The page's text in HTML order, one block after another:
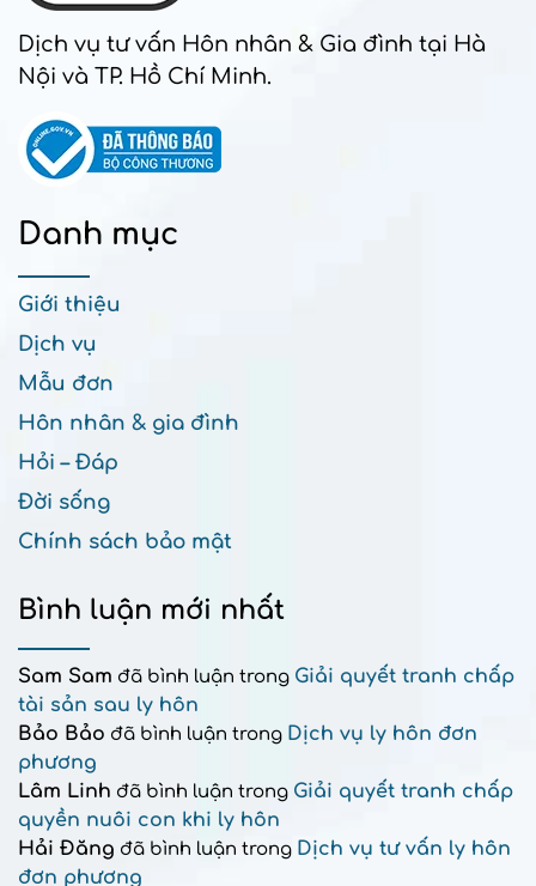
Dịch vụ tư vấn Hôn nhân & Gia đình tại Hà
Nội và TP. Hồ Chí Minh.
Danh mục
Giới thiệu
Dịch vụ
Mẫu đơn
Hôn nhân & gia đình
Hỏi – Đáp
Đời sống
Chính sách bảo mật
Bình luận mới nhất
Sam Sam đã bình luận trong Giải quyết tranh chấp
tài sản sau ly hôn
Bảo Bảo đã bình luận trong Dịch vụ ly hôn đơn
phương
Lâm Linh đã bình luận trong Giải quyết tranh chấp
quyền nuôi con khi ly hôn
Hải Đăng đã bình luận trong Dịch vụ tư vấn ly hôn
đơn phương